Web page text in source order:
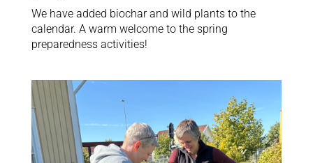
We have added biochar and wild plants to the
calendar. A warm welcome to the spring
preparedness activities!